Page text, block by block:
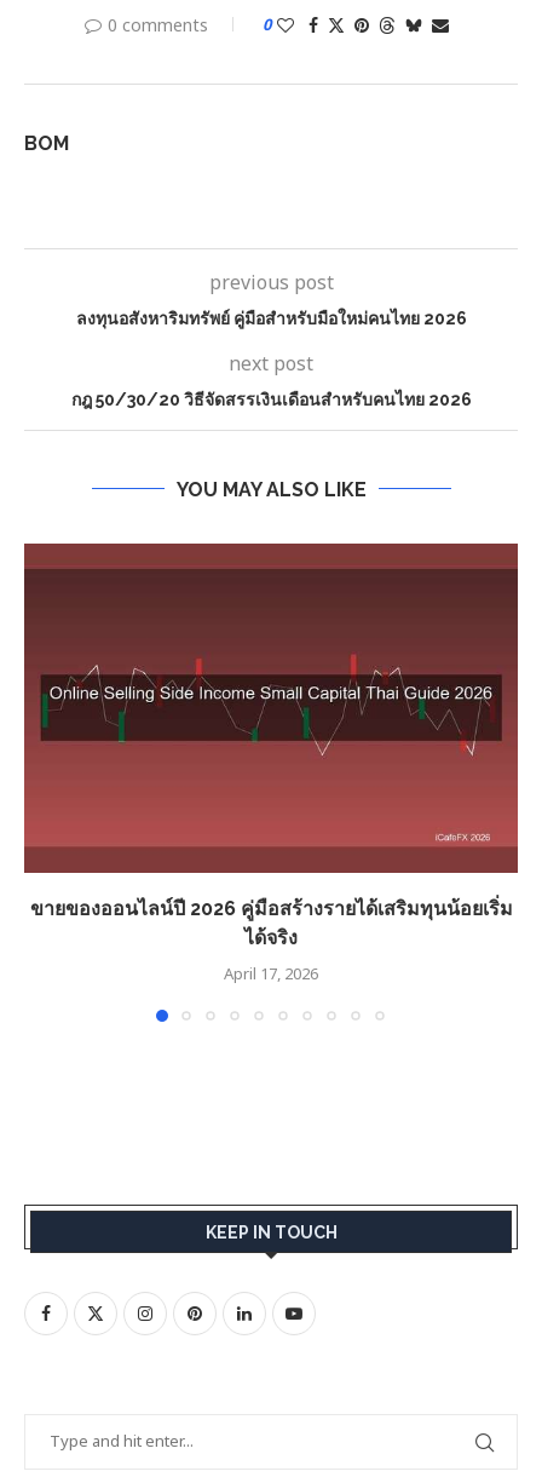
0 comments 0
BOM
previous post
ลงทุนอสังหาริมทรัพย์ คู่มือสำหรับมือใหม่คนไทย 2026
next post
กฎ 50/30/20 วิธีจัดสรรเงินเดือนสำหรับคนไทย 2026
YOU MAY ALSO LIKE
ขายของออนไลน์ปี 2026 คู่มือสร้างรายได้เสริมทุนน้อยเริ่ม
ได้จริง
April 17, 2026
KEEP IN TOUCH